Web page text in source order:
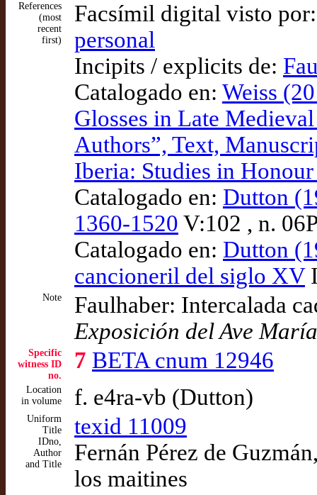
References
(most
recent
first)
Facsímil digital visto
personal
Incipits / explicits de:
Catalogado en: Weiss
Glosses in Late
Authors”, Text,
Iberia: Studies in
Catalogado en: Dutton
1360-1520 V:102 , n.
Catalogado en: Dutton
cancioneril del siglo XV
Note
Faulhaber: Intercalada
Exposición del Ave María
Specific
witness ID
no.
7 BETA cnum 12946
Location
in volume
f. e4ra-vb (Dutton)
Uniform
Title
IDno,
Author
and Title
texid 11009
Fernán Pérez de
los maitines